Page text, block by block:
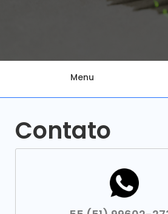
Menu
Contato